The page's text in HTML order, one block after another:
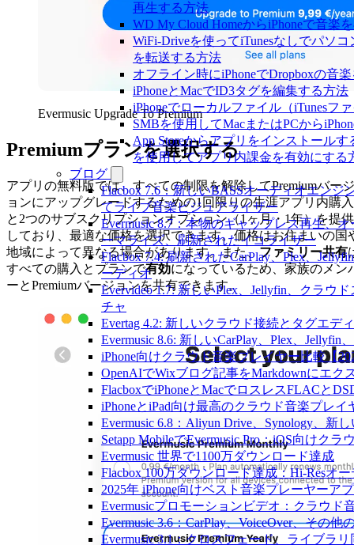
再生する方法
WD My Cloud HomeからiPhoneで音楽
WiFi-Driveを使ってiTunesなしでパソ
を転送する方法
オフライン時にiPhoneでDropboxの音
iPhoneとMacでID3タグを編集する方法
iPhoneでローカルファイル（iTunesフ
SMBを使用してMacまたはPCから
App Storeからアプリをインストール
を使用してアプリ内課金を有効にする
ブログ
Flacbox 7.6：新しいBASSオーディオエンジ
てライブ音楽ビジュアライザー
Evermusic 8.7：本物のギャップレス再生、
ーマライズ、刷新されたイコライザー
Flacbox 7.4: 刷新されたCarPlay、Plex、
ーディオ
Evervideo 1.7: 新しいPlex、Jellyfin、クラウ
チャ
Evertag 4.2: 新しいクラウド接続とタグエデ
Evermusic 8.6: 新しいCarPlay、Plex、Jellyfin
iPhone向けクラウド音楽プレイヤー比較【
OpenAIでWixブログ記事をMarkdownにエク
FlacboxでiPhoneとMacでロスレスFLACと
iPhoneとiPad向け最高のクラウド音楽プレイ
Evermusic 6.8：Aliyun Drive、Synology、新
Setapp MobileでEvermusic Pro：iOS向けクラ
Evermusic 世界で1100万ダウンロード達成
Flacbox 100万ダウンロード達成：Hi-Resオ
2025年 iPhone向けベスト音楽プレーヤーア
Evermusicプロモーションビデオ：クラウド
Evermusic 3.6：CarPlay、VoiceOver、その他
Evermusic 3.1：クロスフェード、ライブラ
Evermusic Upgrade To Premium
Premiumプランを選択する
アプリの無料版では、すべての制限を解除してPremiumバージ
ョンにアップグレードするための1回限りの生涯アプリ内購入
と2つのサブスクリプションオプション（1ヶ月・1年）を提供
しており、最適な価格を選択できます。価格はお住まいの国
地域によって異なる場合があります。また、ファミリー共有
すべての購入とプランで有効になっているため、家族のメン
ーとPremiumバージョンを共有できます。